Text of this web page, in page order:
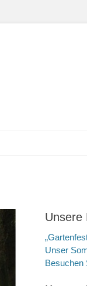
Unsere
Unser
Besuchen